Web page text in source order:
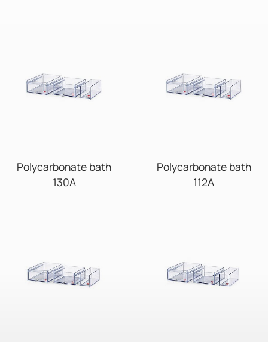
Polycarbonate bath
130A
Polycarbonate bath
112A